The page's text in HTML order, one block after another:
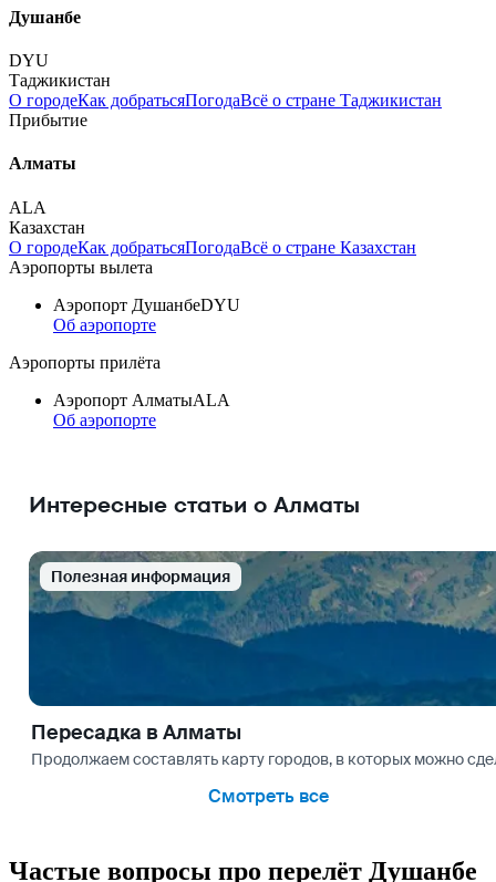
Душанбе
DYU
Таджикистан
О городеКак добратьсяПогодаВсё о стране Таджикистан
Прибытие
Алматы
ALA
Казахстан
О городеКак добратьсяПогодаВсё о стране Казахстан
Аэропорты вылета
Аэропорт ДушанбеDYU
Об аэропорте
Аэропорты прилёта
Аэропорт АлматыALA
Об аэропорте
Интересные статьи о Алматы
Полезная информация
Пересадка в Алматы
Продолжаем составлять карту городов, в которых можно
Смотреть все
Частые вопросы про перелёт Душанбе